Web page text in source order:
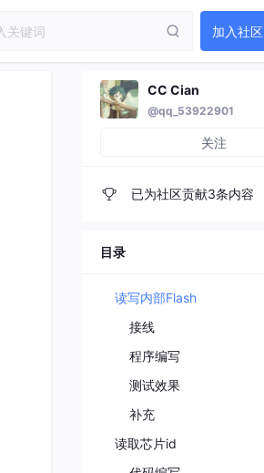
加入社区
CC Cian
@qq_53922901
关注
已为社区贡献3条内容
目录
读写内部Flash
接线
程序编写
测试效果
补充
读取芯片id